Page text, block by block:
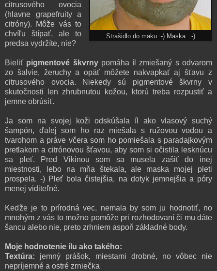
Strašidlo do maku :-) Maska. :-)
citrusového ovocia
(hlavne grapefruity a
citróny). Môže vás to
chvíľu štípať, ale to
predsa vydržíte, nie?
Bieliť pigmentové škvrnypomáha íl zmiešaný s odvarom
zo šalvie, žeruchy a opäť môžete nakvapkať aj šťavu z
citrusového ovocia. Niekedy sú pigmentové škvrny v
skutočnosti len zhrubnutou kožou, ktorú treba rozpustiť a
jemne obrúsiť.
Ja som na svojej koži odskúšala íl ako vlasový suchý
šampón, ďalej som ho raz miešala s ružovou vodou a
tvarohom a práve včera som ho pomiešala s paradajkovým
pretlakom a citrónovou šťavou, aby som si očistila lesknúcu
sa pleť. Pred Vikinou som sa musela zašiť do inej
miestnosti, lebo na mňa štekala, ale maska mojej pleti
prospela. -) Pleť bola čistejšia, na dotyk jemnejšia a póry
menej viditeľné.
Keďže je to prírodná vec, nemala by som ju hodnotiť, no
mnohým z vás to možno pomôže pri rozhodovaní či mu dáte
šancu alebo nie, preto zrhniem aspoň základné body.
Moje hodnotenie ílu ako takého:
Textúra: jemný prášok, miestami drobné, no vôbec nie
nepríjemné a ostré zrniečka